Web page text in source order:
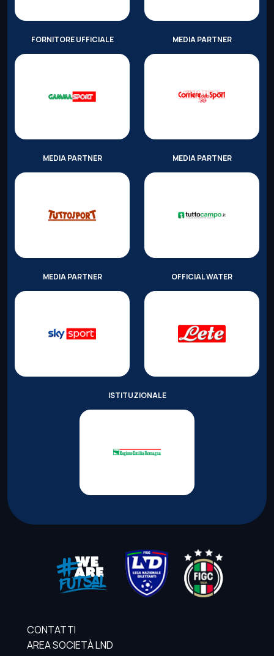
FORNITORE UFFICIALE MEDIA PARTNER
MEDIA PARTNER MEDIA PARTNER
MEDIA PARTNER OFFICIAL WATER
ISTITUZIONALE
CONTATTI
AREA SOCIETÀ LND